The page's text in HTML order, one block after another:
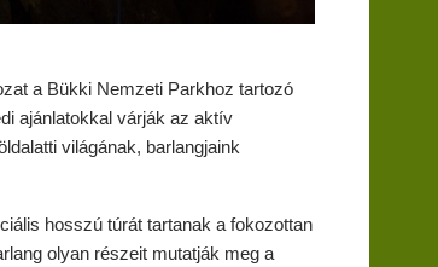
a Bükki Nemzeti Parkhoz tartozó
ajánlatokkal várják az aktív
világának, barlangjaink
hosszú túrát tartanak a fokozottan
olyan részeit mutatják meg a